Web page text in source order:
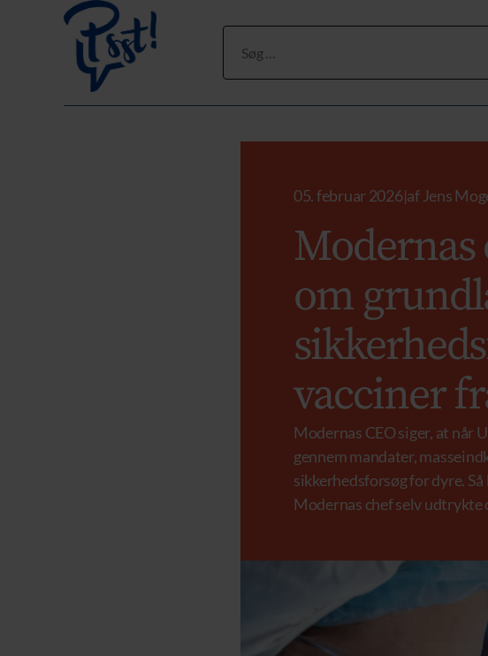
Søg
efter:
05. februar 2026|af Jens
Modernas
om
vacciner
Modernas CEO siger, at når
gennem mandater,
sikkerhedsforsøg for dyre.
Modernas chef selv udtrykte